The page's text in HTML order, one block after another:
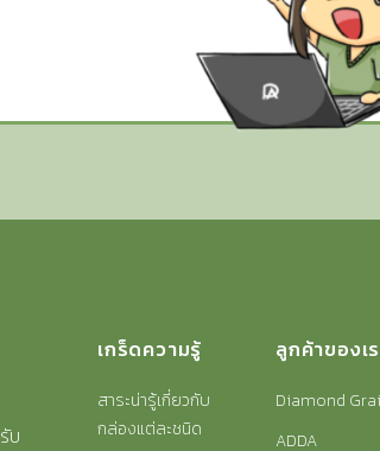
รับ
เกร็ดความรู้
สาระน่ารู้เกี่ยวกับ
กล่องแต่ละชนิด
ลูกค้าของเ
Diamond
ADDA